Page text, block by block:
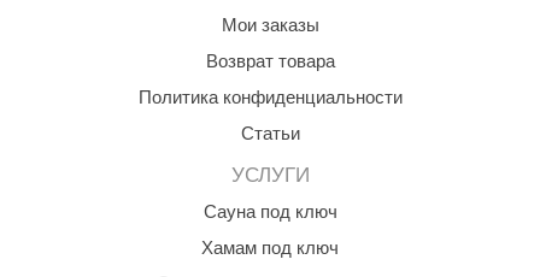
Мои заказы
Возврат товара
Политика конфиденциальности
Статьи
УСЛУГИ
Сауна под ключ
Хамам под ключ